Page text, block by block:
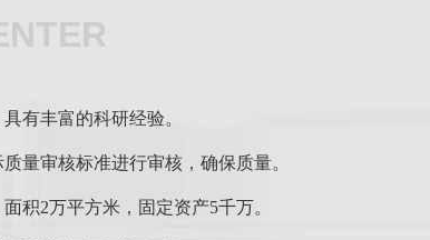
有丰富的科研经验。
量审核标准进行审核，确保质量。
积2万平方米，固定资产5千万。